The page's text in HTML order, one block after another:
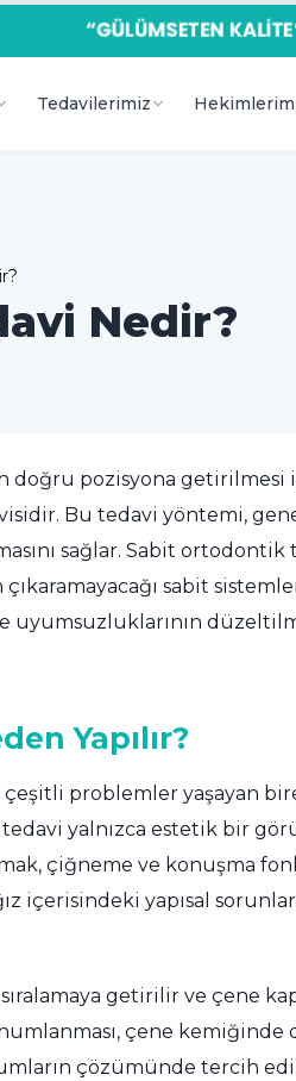
Tedavilerimiz
Nedir?
doğru pozisyona getirilmesi
Bu tedavi yöntemi,
sağlar. Sabit ortodontik
sabit
Yapılır?
çeşitli problemler yaşayan
yalnızca estetik bir
çiğneme ve konuşma
içerisindeki yapısal
getirilir ve çene
çene kemiğinde
çözümünde tercih